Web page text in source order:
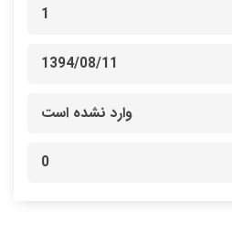
1
1394/08/11
وارد نشده است
0